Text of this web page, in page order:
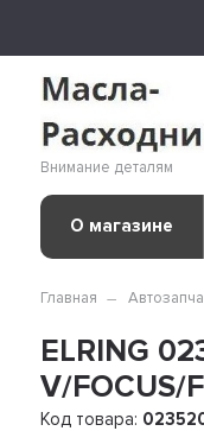
Внимание деталям
О магазине
Главная
ELRING
V/FOCUS/
Код товара: